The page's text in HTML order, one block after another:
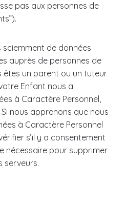
pas aux personnes de
sciemment de données
auprès de personnes de
êtes un parent ou un tuteur
Enfant nous a
à Caractère Personnel,
Si nous apprenons que nous
à Caractère Personnel
s’il y a consentement
nécessaire pour supprimer
serveurs.